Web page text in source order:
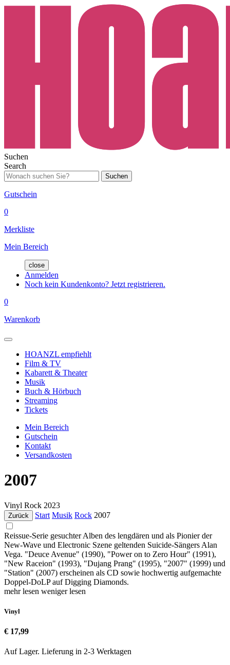
Suchen
Search
Suchen
Gutschein
0
Merkliste
Mein Bereich
close
Anmelden
Noch kein Kundenkonto? Jetzt registrieren.
0
Warenkorb
HOANZL empfiehlt
Film & TV
Kabarett & Theater
Musik
Buch & Hörbuch
Streaming
Tickets
Mein Bereich
Gutschein
Kontakt
Versandkosten
2007
Vinyl Rock 2023
Zurück Start Musik Rock 2007
Reissue-Serie gesuchter Alben des lengdären und als Pionier der
New-Wave und Electronic Szene geltenden Suicide-Sängers Alan
Vega. "Deuce Avenue" (1990), "Power on to Zero Hour" (1991),
"New Raceion" (1993), "Dujang Prang" (1995), "2007" (1999) und
"Station" (2007) erscheinen als CD sowie hochwertig aufgemachte
Doppel-DoLP auf Digging Diamonds.
mehr lesen weniger lesen
Vinyl
€ 17,99
Auf Lager. Lieferung in 2-3 Werktagen